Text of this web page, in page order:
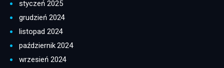
styczeń 2025
grudzień 2024
listopad 2024
październik 2024
wrzesień 2024